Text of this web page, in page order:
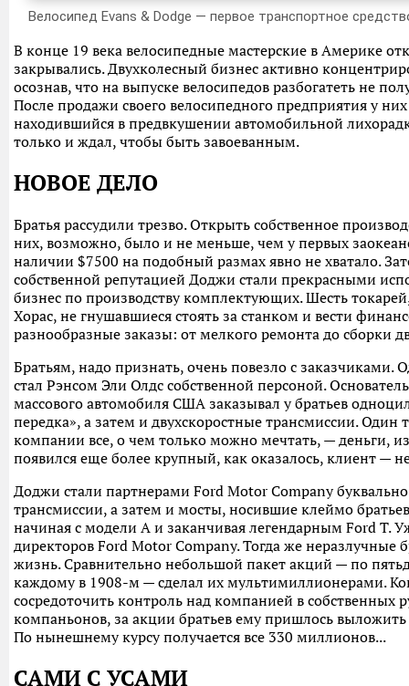
Велосипед Evans & Dodge — первое транспортное
В конце 19 века велосипедные мастерские в Америке
закрывались. Двухколесный бизнес активно
осознав, что на выпуске велосипедов разбогатеть не
После продажи своего велосипедного предприятия у
находившийся в предвкушении автомобильной
только и ждал, чтобы быть завоеванным.
НОВОЕ ДЕЛО
Братья рассудили трезво. Открыть собственное
них, возможно, было и не меньше, чем у первых
наличии $7500 на подобный размах явно не хватало.
собственной репутацией Доджи стали прекрасными
бизнес по производству комплектующих. Шесть
Хорас, не гнушавшиеся стоять за станком и вести
разнообразные заказы: от мелкого ремонта до сборки
Братьям, надо признать, очень повезло с
стал Рэнсом Эли Олдс собственной персоной.
массового автомобиля США заказывал у братьев
передка», а затем и двухскоростные трансмиссии. Один
компании все, о чем только можно мечтать, — деньги,
появился еще более крупный, как оказалось, клиент —
Доджи стали партнерами Ford Motor Company
трансмиссии, а затем и мосты, носившие клеймо
начиная с модели А и заканчивая легендарным Ford T.
директоров Ford Motor Company. Тогда же неразлучные
жизнь. Сравнительно небольшой пакет акций — по
каждому в 1908-м — сделал их мультимиллионерами.
сосредоточить контроль над компанией в собственных
компаньонов, за акции братьев ему пришлось
По нынешнему курсу получается все 330 миллионов...
САМИ С УСАМИ